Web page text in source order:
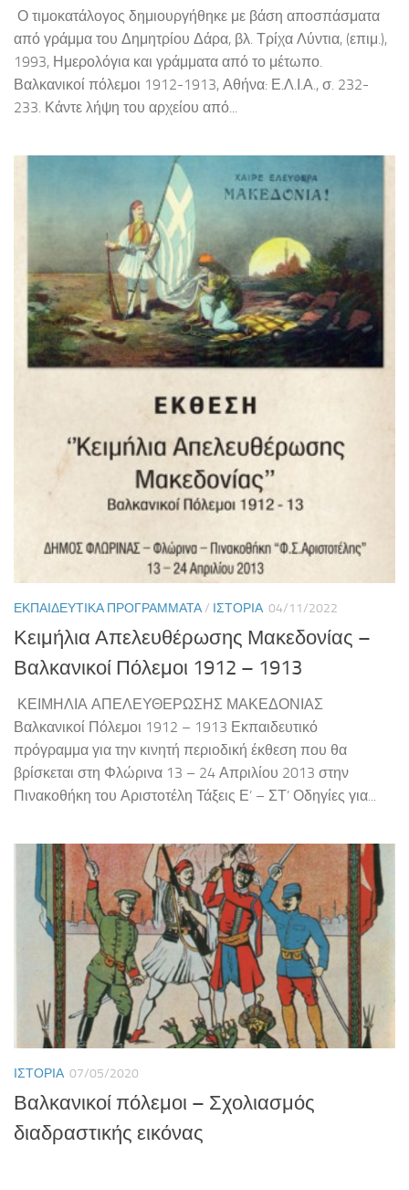
Ο τιμοκατάλογος δημιουργήθηκε με βάση αποσπάσματα
από γράμμα του Δημητρίου Δάρα, βλ. Τρίχα Λύντια, (επιμ.),
1993, Ημερολόγια και γράμματα από το μέτωπο.
Βαλκανικοί πόλεμοι 1912-1913, Αθήνα: Ε.Λ.Ι.Α., σ. 232-
233. Κάντε λήψη του αρχείου από...
ΕΚΠΑΙΔΕΥΤΙΚΆ ΠΡΟΓΡΆΜΜΑΤΑ/ ΙΣΤΟΡΊΑ 04/11/2022
Κειμήλια Απελευθέρωσης Μακεδονίας –
Βαλκανικοί Πόλεμοι 1912 – 1913
ΚΕΙΜΗΛΙΑ ΑΠΕΛΕΥΘΕΡΩΣΗΣ ΜΑΚΕΔΟΝΙΑΣ
Βαλκανικοί Πόλεμοι 1912 – 1913 Εκπαιδευτικό
πρόγραμμα για την κινητή περιοδική έκθεση που θα
βρίσκεται στη Φλώρινα 13 – 24 Απριλίου 2013 στην
Πινακοθήκη του Αριστοτέλη Τάξεις Ε’ – ΣΤ’ Οδηγίες για...
ΙΣΤΟΡΊΑ 07/05/2020
Βαλκανικοί πόλεμοι – Σχολιασμός
διαδραστικής εικόνας